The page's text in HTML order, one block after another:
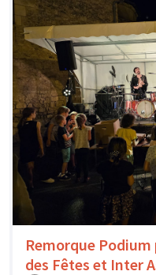
Remorque
des Fêtes et Inter